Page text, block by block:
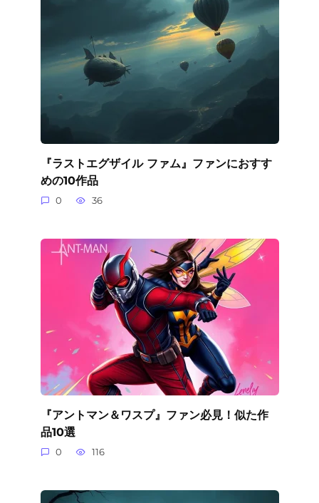
『ラストエグザイル ファム』ファンにおすす
めの10作品
0 36
『アントマン＆ワスプ』ファン必見！似た作
品10選
0 116